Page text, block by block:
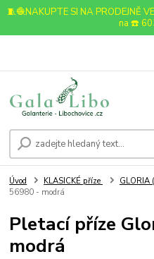
🧵🧶NAKUPTE SI NA PRODEJNĚ
na ☎️
Úvod KLASICKÉ příze GLORIA
56980 - modrá
Pletací příze
modrá